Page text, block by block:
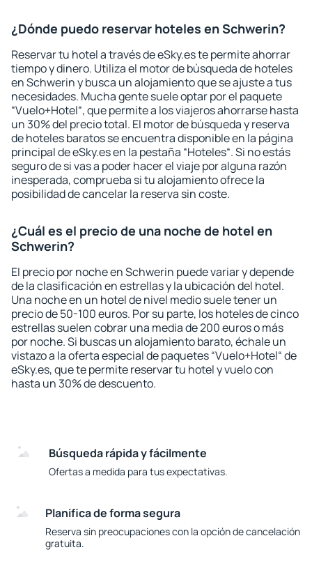
¿Dónde puedo reservar hoteles en Schwerin?
Reservar tu hotel a través de eSky.es te permite ahorrar
tiempo y dinero. Utiliza el motor de búsqueda de hoteles
en Schwerin y busca un alojamiento que se ajuste a tus
necesidades. Mucha gente suele optar por el paquete
“Vuelo+Hotel“, que permite a los viajeros ahorrarse hasta
un 30% del precio total. El motor de búsqueda y reserva
de hoteles baratos se encuentra disponible en la página
principal de eSky.es en la pestaña “Hoteles“. Si no estás
seguro de si vas a poder hacer el viaje por alguna razón
inesperada, comprueba si tu alojamiento ofrece la
posibilidad de cancelar la reserva sin coste.
¿Cuál es el precio de una noche de hotel en
Schwerin?
El precio por noche en Schwerin puede variar y depende
de la clasificación en estrellas y la ubicación del hotel.
Una noche en un hotel de nivel medio suele tener un
precio de 50-100 euros. Por su parte, los hoteles de cinco
estrellas suelen cobrar una media de 200 euros o más
por noche. Si buscas un alojamiento barato, échale un
vistazo a la oferta especial de paquetes “Vuelo+Hotel“ de
eSky.es, que te permite reservar tu hotel y vuelo con
hasta un 30% de descuento.
Búsqueda rápida y fácilmente
Ofertas a medida para tus expectativas.
Planifica de forma segura
Reserva sin preocupaciones con la opción de cancelación
gratuita.